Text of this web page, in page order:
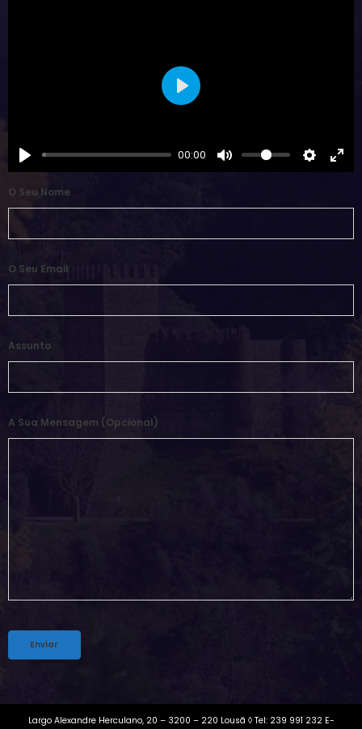
00:00
Play
O Seu Nome
O Seu Email
Assunto
A Sua Mensagem (opcional)
Largo Alexandre Herculano, 20 – 3200 – 220 Lousã ◊ Tel: 239 991 232 E-